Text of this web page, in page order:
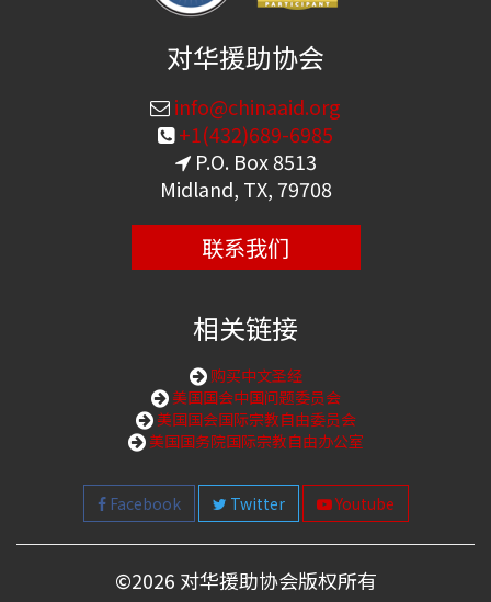
对华援助协会
info@chinaaid.org
+1(432)689-6985
P.O. Box 8513
Midland, TX, 79708
联系我们
相关链接
购买中文圣经
美国国会中国问题委员会
美国国会国际宗教自由委员会
美国国务院国际宗教自由办公室
Facebook Twitter Youtube
©2026 对华援助协会版权所有